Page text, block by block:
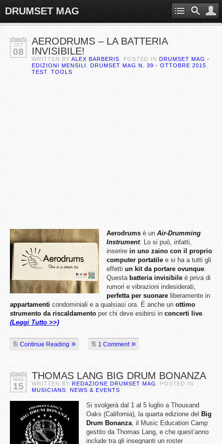
DRUMSET MAG
OTT
08
AERODRUMS – LA BATTERIA
INVISIBILE!
WRITTEN BY ALEX BARBERIS . POSTED IN DRUMSET MAG -
EDIZIONI MENSILI
DRUMSET MAG N. 39 - OTTOBRE 2015
TEST
TOOLS
Aerodrums è un Air-Drumming
Instrument. Lo si può, infatti,
inserire in uno zaino con il proprio
computer portatile e si ha a tutti gli
effetti un kit da portare ovunque.
Questa batteria invisibile è priva di
rumori e vibrazioni indesiderati,
perfetta per suonare liberamente in
appartamenti condominiali e a qualsiasi ora. È anche un ottimo
strumento da riscaldamento per chi deve esibirsi in concerti live.
(Leggi Tutto >>)
Continue Reading 1 Comment
MAG
15
THOMAS LANG BIG DRUM BONANZA
WRITTEN BY REDAZIONE DRUMSET MAG
. POSTED IN
MUSICIANS
NEWS & EVENTS
Si svolgerà dal 1 al 5 luglio a Thousand
Oaks (California), la quarta edizione del Big
Drum Bonanza, il Music Education Camp
gestito da Thomas Lang, e che quest’anno
include tra gli insegnanti un roster